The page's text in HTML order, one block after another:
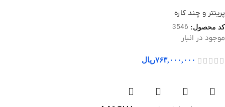
پرینتر و چند کاره
کد محصول: 3546
موجود در انبار
۷۶۳,۰۰۰,۰۰۰ریال